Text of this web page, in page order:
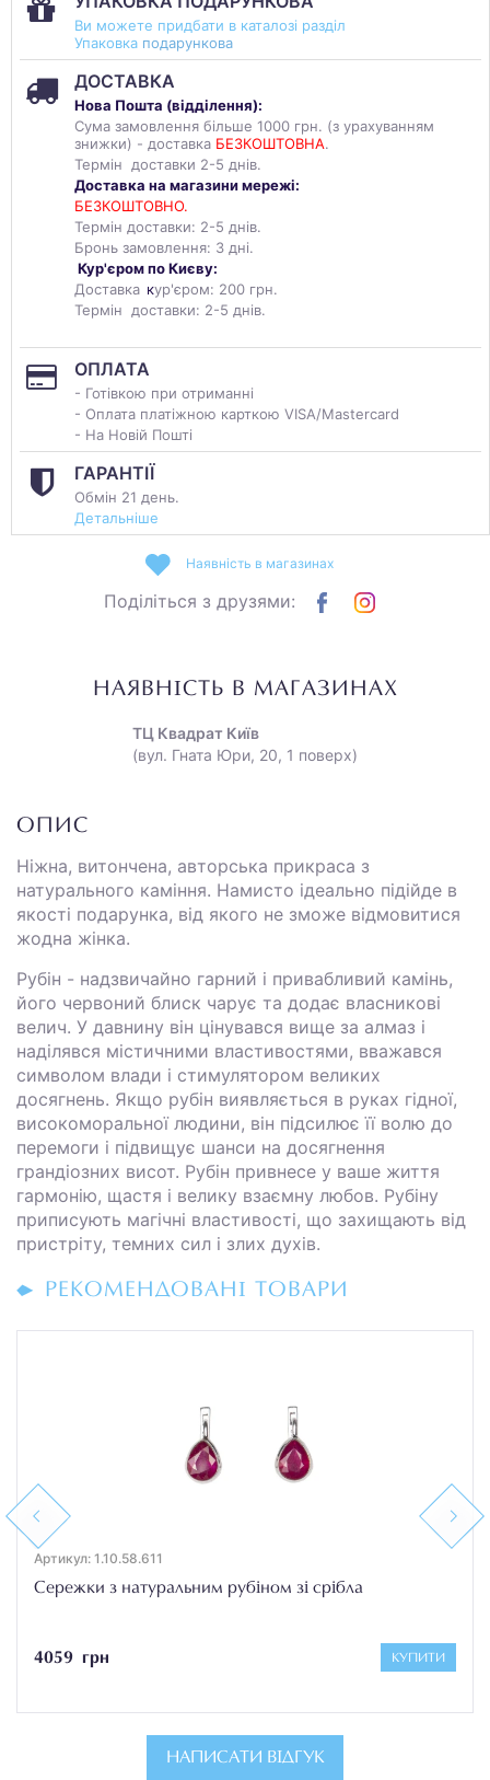
Ви можете придбати в каталозі разділ
Упаковка подарункова
ДОСТАВКА
Нова Пошта (відділення):
Сума замовлення більше 1000 грн. (з урахуванням
знижки) - доставка БЕЗКОШТОВНА.
Термін доставки 2-5 днів.
Доставка на магазини мережі:
БЕЗКОШТОВНО.
Термін доставки: 2-5 днів.
Бронь замовлення: 3 дні.
Кур'єром по Києву:
Доставка кур'єром: 200 грн.
Термін доставки: 2-5 днів.
ОПЛАТА
- Готівкою при отриманні
- Оплата платіжною карткою VISA/Mastercard
- На Новій Пошті
ГАРАНТІЇ
Обмін 21 день.
Детальніше
Наявність в магазинах
Поділіться з друзями:
НАЯВНІСТЬ В МАГАЗИНАХ
ТЦ Квадрат Київ
(вул. Гната Юри, 20, 1 поверх)
ОПИС
Ніжна, витончена, авторська прикраса з
натурального каміння. Намисто ідеально підійде в
якості подарунка, від якого не зможе відмовитися
жодна жінка.
Рубін - надзвичайно гарний і привабливий камінь,
його червоний блиск чарує та додає власникові
велич. У давнину він цінувався вище за алмаз і
наділявся містичними властивостями, вважався
символом влади і стимулятором великих
досягнень. Якщо рубін виявляється в руках гідної,
високоморальної людини, він підсилює її волю до
перемоги і підвищує шанси на досягнення
грандіозних висот. Рубін привнесе у ваше життя
гармонію, щастя і велику взаємну любов. Рубіну
приписують магічні властивості, що захищають від
пристріту, темних сил і злих духів.
РЕКОМЕНДОВАНІ ТОВАРИ
Previous
Артикул: 1.10.58.611
Сережки з натуральним рубіном зі срібла
4059 грн КУПИТИ
Next
НАПИСАТИ ВІДГУК